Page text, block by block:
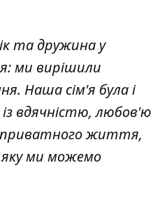
та дружина у
ми вирішили
Наша сім'я була і
вдячністю, любов'ю
приватного життя,
яку ми можемо